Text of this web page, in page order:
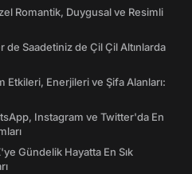
Romantik, Duygusal ve Resimli
de Saadetiniz de Çil Çil Altınlarda
Etkileri, Enerjileri ve Şifa Alanları:
Instagram ve Twitter'da En
Gündelik Hayatta En Sık